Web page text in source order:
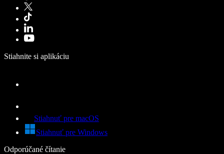
Stiahnite si aplikáciu
Stiahnuť pre macOS
Stiahnuť pre Windows
Odporúčané čítanie